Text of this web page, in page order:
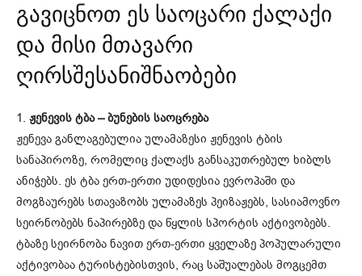
გავიცნოთ ეს საოცარი ქალაქი
და მისი მთავარი
ღირსშესანიშნაობები
1. ჟენევის ტბა – ბუნების საოცრება
ჟენევა განლაგებულია ულამაზესი ჟენევის ტბის
სანაპიროზე, რომელიც ქალაქს განსაკუთრებულ ხიბლს
ანიჭებს. ეს ტბა ერთ-ერთი უდიდესია ევროპაში და
მოგზაურებს სთავაზობს ულამაზეს პეიზაჟებს, სასიამოვნო
სეირნობებს ნაპირებზე და წყლის სპორტის აქტივობებს.
ტბაზე სეირნობა ნავით ერთ-ერთი ყველაზე პოპულარული
აქტივობაა ტურისტებისთვის, რაც საშუალებას მოგცემთ